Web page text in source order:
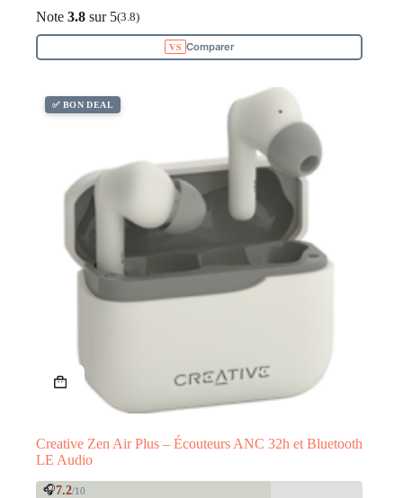
Note 3.8 sur 5(3.8)
Comparer
✅ BON DEAL
Creative Zen Air Plus – Écouteurs ANC 32h et Bluetooth
LE Audio
🎧7.2/10